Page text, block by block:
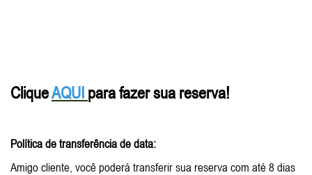
CliqueAQUI para fazer sua reserva!
Política de transferência de data:
Amigo cliente, você poderá transferir sua reserva com até 8 dias